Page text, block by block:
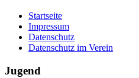
Startseite
Impressum
Datenschutz
Datenschutz im Verein
Jugend